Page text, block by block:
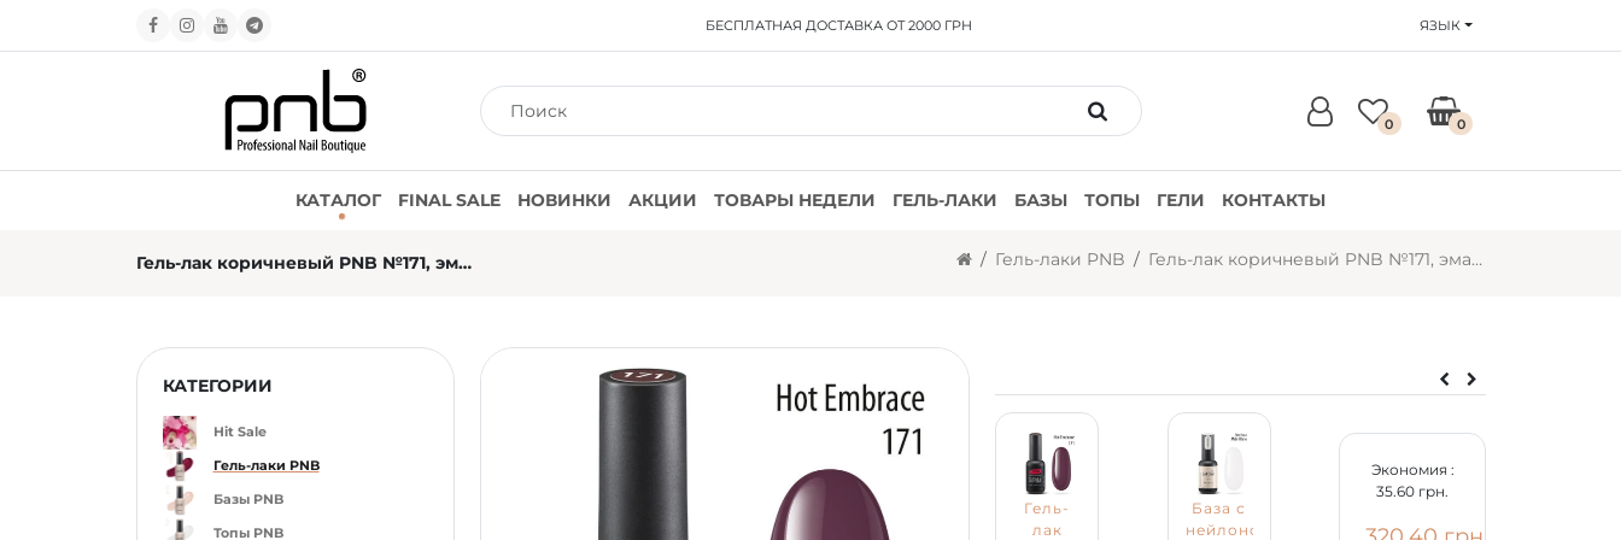
БЕСПЛАТНАЯ ДОСТАВКА ОТ 2000 ГРН ЯЗЫК
0 0
КАТАЛОГ FINAL SALE НОВИНКИ АКЦИИ ТОВАРЫ НЕДЕЛИ ГЕЛЬ-ЛАКИ БАЗЫ ТОПЫ ГЕЛИ КОНТАКТЫ
Гель-лак коричневый PNB №171, эмаль (8 мл) Гель-лаки PNB Гель-лак коричневый PNB №171, эмаль (8 мл)
КАТЕГОРИИ
Hit Sale
Гель-лаки PNB
Базы PNB
Топы PNB
Гель-
лак
База с
нейлоновыми
Экономия :
35.60 грн.